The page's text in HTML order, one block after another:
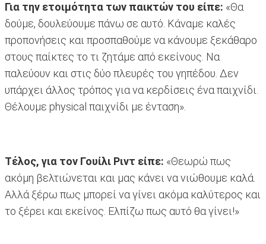
Για την ετοιμότητα των παικτών του είπε: «Θα
δούμε, δουλεύουμε πάνω σε αυτό. Κάναμε καλές
προπονήσεις και προσπαθούμε να κάνουμε ξεκάθαρο
στους παίκτες το τι ζητάμε από εκείνους. Να
παλεύουν και στις δύο πλευρές του γηπέδου. Δεν
υπάρχει άλλος τρόπος για να κερδίσεις ένα παιχνίδι.
Θέλουμε physical παιχνίδι με ένταση».
Τέλος, για τον Γουίλι Ριντ είπε: «Θεωρώ πως
ακόμη βελτιώνεται και μας κάνει να νιώθουμε καλά.
Αλλά ξέρω πως μπορεί να γίνει ακόμα καλύτερος και
το ξέρει και εκείνος. Ελπίζω πως αυτό θα γίνει!»